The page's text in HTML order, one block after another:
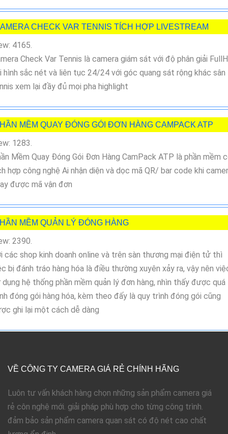
CHECK VAR TENNIS TÍCH HỢP LIVESTREAM
4165.
Check Var Tennis là camera giám sát với độ phân giải
hình sắc nét và liên tục 24/24 với góc quang sát rộng khác sân
xem lại đầy đủ mọi pha highlight
MỀM QUAY ĐÓNG GÓI ĐƠN HÀNG CAMPACK ATP
1283.
Mềm Quay Đóng Gói Đơn Hàng CamPack ATP là phần mềm
hợp công nghệ Ai nhận diện và dọc mã QR/ bar code khi
được mã vận đơn
MỀM QUẢN LÝ ĐÓNG HÀNG
2390.
các shop kinh doanh online và trên sàn thương mại điện tử thì
bị đánh tráo hàng hóa là điều thường xuyên xảy ra, vậy nên
dụng hệ thống phần mềm quản lý đơn hàng, nhìn thấy được quá
đóng gói hàng hóa, kèm theo đấy là quy trình đóng gói cũng
ghi lại một cách dễ dàng
VỀ CÔNG TY CAMERA GIÁ RẺ CHÍNH HÃNG
Luôn tư vấn khách hàng chọn những sản phẩm camera giá
rẻ côn nghệ mới. giải pháp phù hợp cho từng công trình.
đảm bảo sản phẩm camera quan sát có độ nét cao chất